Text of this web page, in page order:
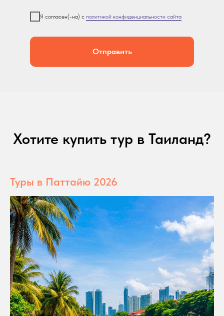
Я согласен(-на) с политикой конфиденциальности сайта
Отправить
Хотите купить тур в Таиланд?
Туры в Паттайю 2026